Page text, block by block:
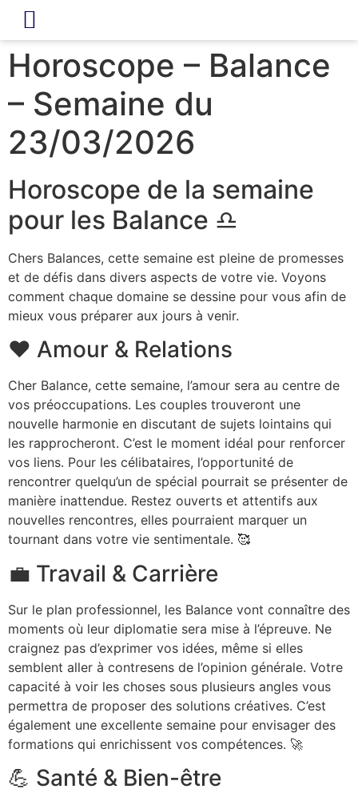
Horoscope – Balance
– Semaine du
23/03/2026
Horoscope de la semaine
pour les Balance ♎
Chers Balances, cette semaine est pleine de promesses
et de défis dans divers aspects de votre vie. Voyons
comment chaque domaine se dessine pour vous afin de
mieux vous préparer aux jours à venir.
❤️ Amour & Relations
Cher Balance, cette semaine, l’amour sera au centre de
vos préoccupations. Les couples trouveront une
nouvelle harmonie en discutant de sujets lointains qui
les rapprocheront. C’est le moment idéal pour renforcer
vos liens. Pour les célibataires, l’opportunité de
rencontrer quelqu’un de spécial pourrait se présenter de
manière inattendue. Restez ouverts et attentifs aux
nouvelles rencontres, elles pourraient marquer un
tournant dans votre vie sentimentale. 🥰
💼 Travail & Carrière
Sur le plan professionnel, les Balance vont connaître des
moments où leur diplomatie sera mise à l’épreuve. Ne
craignez pas d’exprimer vos idées, même si elles
semblent aller à contresens de l’opinion générale. Votre
capacité à voir les choses sous plusieurs angles vous
permettra de proposer des solutions créatives. C’est
également une excellente semaine pour envisager des
formations qui enrichissent vos compétences. 🚀
💪 Santé & Bien-être